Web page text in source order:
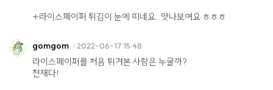
+라이스페이퍼 튀김이 눈에 띠네요.. 맛나보여요 ㅎㅎㅎ
gomgom 2022-06-17 15:48
라이스페이퍼를 처음 튀겨본 사람은 누굴까?
천재다!